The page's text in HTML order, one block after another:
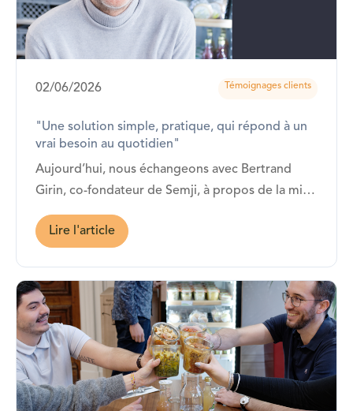
02/06/2026 Témoignages clients
"Une solution simple, pratique, qui répond à un
vrai besoin au quotidien"
Aujourd’hui, nous échangeons avec Bertrand
Girin, co-fondateur de Semji, à propos de la mise
en place de la solution de restauration Fricots. La
vitrine Fricots y est installée depuis janvier 2026 !
Lire l'article